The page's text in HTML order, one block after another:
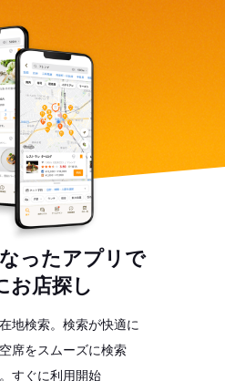
ったアプリで
お店探し
地検索。検索が快適に
席をスムーズに検索
すぐに利用開始